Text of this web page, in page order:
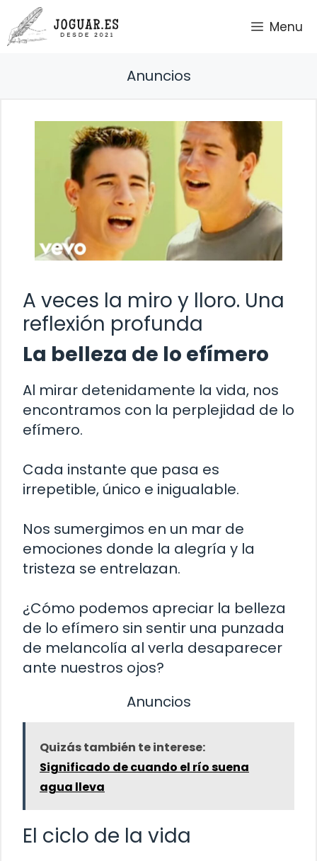
Saltar
al
contenido
Menu
Anuncios
A veces la miro y lloro. Una
reflexión profunda
La belleza de lo efímero
Al mirar detenidamente la vida, nos
encontramos con la perplejidad de lo
efímero.
Cada instante que pasa es
irrepetible, único e inigualable.
Nos sumergimos en un mar de
emociones donde la alegría y la
tristeza se entrelazan.
¿Cómo podemos apreciar la belleza
de lo efímero sin sentir una punzada
de melancolía al verla desaparecer
ante nuestros ojos?
Anuncios
Quizás también te interese:
Significado de cuando el río suena
agua lleva
El ciclo de la vida